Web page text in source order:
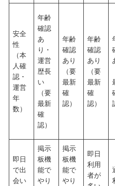
安全
性
（本
人確
認・
運営
年
数）
年齢
確認
あ
り・
運営
歴長
い
（要
最新
確
認）
年齢
確認
あり
（要
最新
確
認）
年齢
確認
あり
（要
最新
確
認）
即日
で出
会い
掲示
板機
能で
やり
掲示
板機
能で
やり
即日
利用
者が